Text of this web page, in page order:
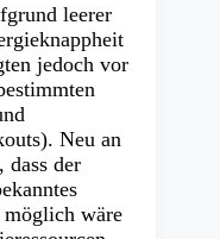
leerer
jedoch vor
Neu an
dass der
möglich wäre